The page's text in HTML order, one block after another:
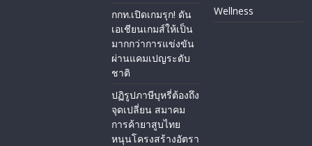
กกท.เปิดเกมรุก! ดัน
เอเชียนเกมส์ให้เป็น
มากกว่าการแข่งขัน
ผ่านแคมเปญระดับ
ชาติ
ปฏิรูปภาษีบุหรี่ต้องถึง
จุดเปลี่ยน สมาคม
การค้ายาสูบไทย
หนุนโครงสร้างอัตรา
Wellness